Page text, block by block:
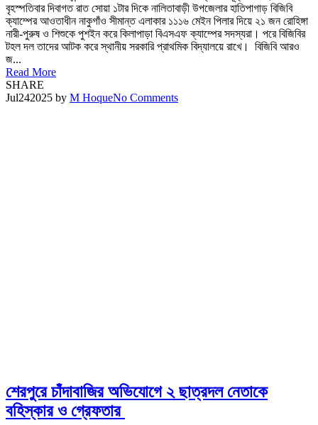
বৃহস্পতিবার দিবাগত রাত সোয়া ১টার দিকে নালিতাবাড়ী উপজেলার হাতিপাগাড় বিজিবি
ক্যাম্পের আওতাধীন নাকুগাঁও সীমান্ত এলাকার ১১১৬ মেইন পিলার দিয়ে ২১ জন রোহিঙ্গা
নারী-পুরুষ ও শিশুকে পুশইন করে কিলাপাড়া বিএসএফ ক্যাম্পের সদস্যরা। পরে বিজিবির
টহল দল তাদের আটক করে স্থানীয় সরকারি প্রাথমিক বিদ্যালয়ে রাখে। বিজিবি আরও
জ...
Read More
SHARE
Jul242025 by M HoqueNo Comments
শেরপুরে চাঁদাবাজির অভিযোগে ২ ছাত্রদল নেতাকে
বহিস্কার ও গ্রেফতার